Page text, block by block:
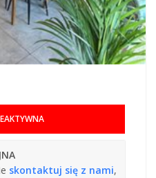
skontaktuj się z nami,